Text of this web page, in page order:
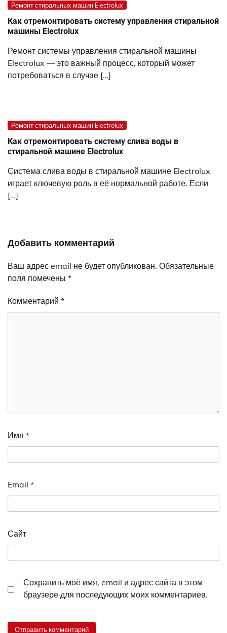
Ремонт стиральных машин Electrolux
Как отремонтировать систему управления стиральной
машины Electrolux
Ремонт системы управления стиральной машины
Electrolux — это важный процесс, который может
потребоваться в случае […]
Ремонт стиральных машин Electrolux
Как отремонтировать систему слива воды в
стиральной машине Electrolux
Система слива воды в стиральной машине Electrolux
играет ключевую роль в её нормальной работе. Если
[…]
Добавить комментарий
Ваш адрес email не будет опубликован. Обязательные
поля помечены *
Комментарий *
Имя *
Email *
Сайт
Сохранить моё имя, email и адрес сайта в этом
браузере для последующих моих комментариев.